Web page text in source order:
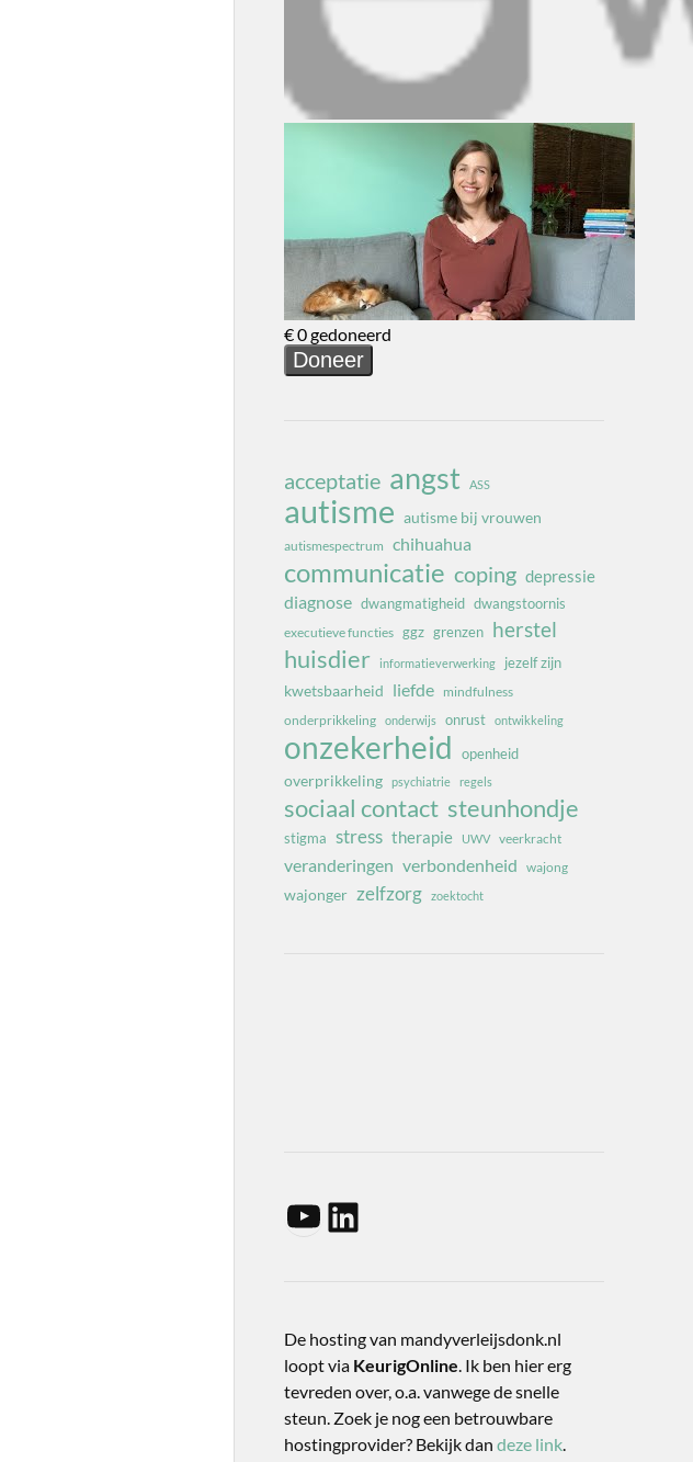
acceptatie angst ASS
autisme autisme bij vrouwen
autismespectrum chihuahua
communicatie coping depressie
diagnose dwangmatigheid dwangstoornis
executieve functies ggz grenzen herstel
huisdier informatieverwerking jezelf zijn
kwetsbaarheid liefde
mindfulness
onderprikkeling
onderwijs onrust ontwikkeling
onzekerheid openheid
overprikkeling psychiatrie regels
sociaal contact steunhondje
stigma stress therapie UWV veerkracht
veranderingen verbondenheid wajong
wajonger zelfzorg zoektocht
De hosting van mandyverleijsdonk.nl
loopt via KeurigOnline. Ik ben hier erg
tevreden over, o.a. vanwege de snelle
steun. Zoek je nog een betrouwbare
hostingprovider? Bekijk dan deze link.